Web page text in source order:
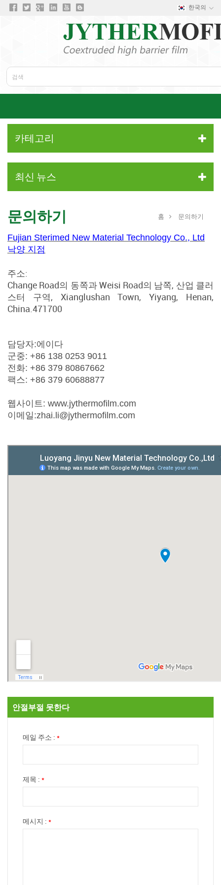
한국의
카테고리
최신 뉴스
문의하기 홈 문의하기
Fujian Sterimed New Material Technology Co., Ltd
낙양 지점
주소:
Change Road의 동쪽과 Weisi Road의 남쪽, 산업 클러
스터 구역, Xianglushan Town, Yiyang, Henan,
China.471700
담당자:에이다
군중: +86 138 0253 9011
전화: +86 379 80867662
팩스: +86 379 60688877
웹사이트: www.jythermofilm.com
이메일:zhai.li@jythermofilm.com
안절부절 못한다
메일 주소 : *
제목 : *
메시지 : *